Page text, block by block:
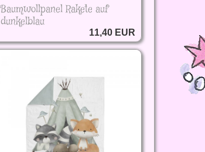
Baumwollpanel Rakete auf
dunkelblau
11,40 EUR